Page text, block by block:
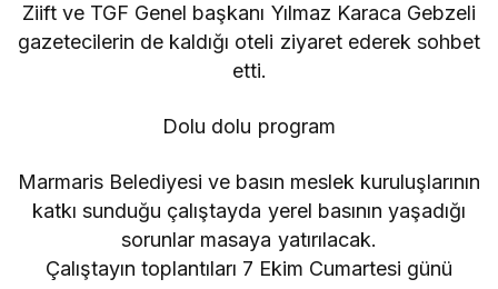
Ziift ve TGF Genel başkanı Yılmaz Karaca Gebzeli
gazetecilerin de kaldığı oteli ziyaret ederek sohbet
etti.
Dolu dolu program
Marmaris Belediyesi ve basın meslek kuruluşlarının
katkı sunduğu çalıştayda yerel basının yaşadığı
sorunlar masaya yatırılacak.
Çalıştayın toplantıları 7 Ekim Cumartesi günü